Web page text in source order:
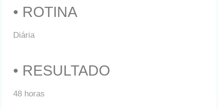
• ROTINA
Diária
• RESULTADO
48 horas